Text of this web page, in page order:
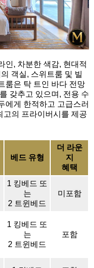
인, 차분한 색감, 현대적
객실, 스위트룸 및 빌
룸은 탁 트인 바다 전망
갖추고 있으며, 전용 수
에게 한적하고 고급스러
고의 프라이버시를 제공
베드 유형
더 라운
지
혜택
1 킹베드 또
는
2 트윈베드
미포함
1 킹베드 또
는
2 트윈베드
포함